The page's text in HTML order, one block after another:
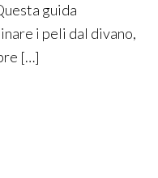
guida
i peli dal divano,
[…]